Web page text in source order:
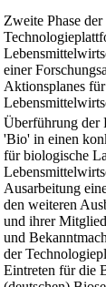
Zweite Phase der
einer
Aktionsplanes
Überführung der
'Bio' in einen
für biologische
Ausarbeitung
den weiteren
und ihrer
und
der
Eintreten für die